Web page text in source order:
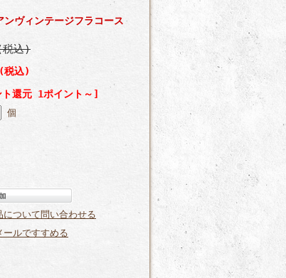
ンヴィンテージフラコース
税込)
(税込)
ト還元 1ポイント～]
個
について問い合わせる
ールですすめる